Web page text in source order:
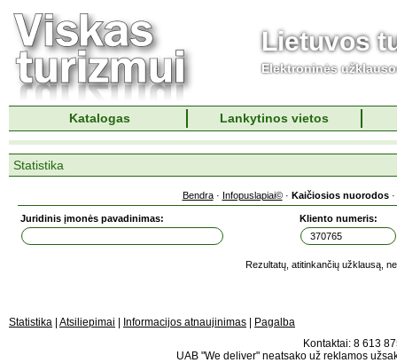
Lietuvos
Elektroninės
Katalogas Lankytinos vietos
Statistika
Bendra· Infopuslapiai©· Kaičiosios nuorodos·
Juridinis įmonės pavadinimas: Kliento numeris:
Rezultatų, atitinkančių užklausą,
Statistika Atsiliepimai Informacijos atnaujinimas
Pagalba
Kontaktai: 8 613
UAB "We deliver" neatsako už reklamos